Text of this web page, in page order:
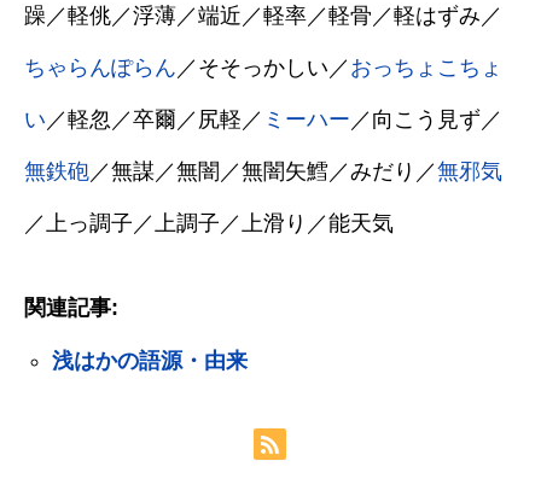
躁／軽佻／浮薄／端近／軽率／軽骨／軽はずみ／
ちゃらんぽらん ／そそっかしい／ おっちょこちょ
い ／軽忽／卒爾／尻軽／ ミーハー ／向こう見ず／
無鉄砲／無謀／無闇／無闇矢鱈／みだり／無邪気
／上っ調子／上調子／上滑り／能天気
関連記事:
浅はかの語源・由来